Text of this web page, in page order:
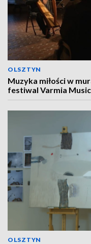
OLSZTYN
Muzyka miłości w
festiwal Varmia
OLSZTYN